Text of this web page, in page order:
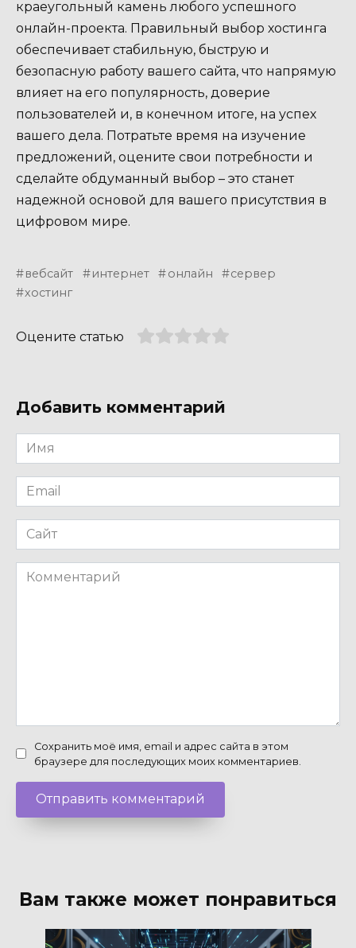
краеугольный камень любого успешного
онлайн-проекта. Правильный выбор хостинга
обеспечивает стабильную, быструю и
безопасную работу вашего сайта, что напрямую
влияет на его популярность, доверие
пользователей и, в конечном итоге, на успех
вашего дела. Потратьте время на изучение
предложений, оцените свои потребности и
сделайте обдуманный выбор – это станет
надежной основой для вашего присутствия в
цифровом мире.
вебсайт интернет онлайн
сервер
хостинг
Оцените статью
Добавить комментарий
Имя
*
Email
*
Сайт
Комментарий
Сохранить моё имя, email и адрес сайта в этом
браузере для последующих моих комментариев.
Вам также может понравиться